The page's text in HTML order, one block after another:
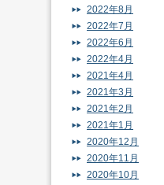
2022年8月
2022年7月
2022年6月
2022年4月
2021年4月
2021年3月
2021年2月
2021年1月
2020年12月
2020年11月
2020年10月